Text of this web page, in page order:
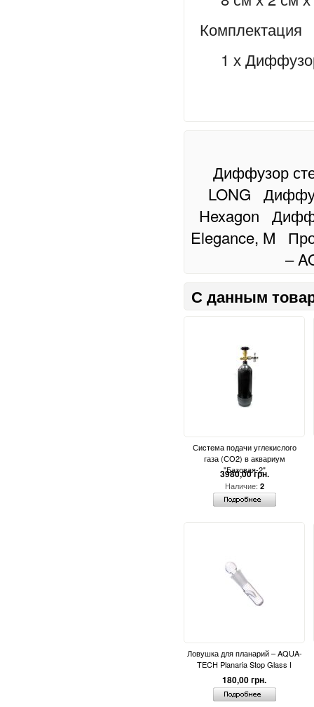
Комплектация
1 х Диффузор
Диффузор
LONG
Hexagon
Elegance, M
–
С данным
Система подачи углекислого
газа (СО2) в аквариум
"Базовая-2"
3980,00 грн.
Наличие: 2
Ловушка для планарий – AQUA-
TECH Planaria Stop Glass I
180,00 грн.